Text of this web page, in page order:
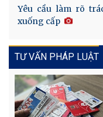
Yêu cầu làm rõ
xuống cấp
TƯ VẤN PHÁP LUẬT